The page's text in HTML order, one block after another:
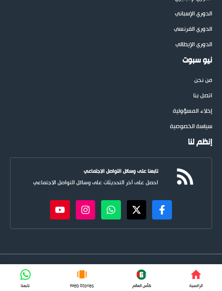
الدوري الإسباني
الدوري الفرنسي
الدوري الإيطالي
نيو سبوت
من نحن
اتصل بنا
إخلاء المسؤولية
سياسة الخصوصية
إنظم لنا
تابعنا على وسائل التواصل الاجتماعي
احصل على آخر التحديثات على وسائل التواصل الاجتماعي
newspoots.com • جميع الحقوق © محفوظة لموقع
الرائسية كأس العالم Web Stories تابعنا